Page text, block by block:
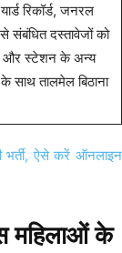
रिकॉर्ड, जनरल
दस्तावेजों को
और स्टेशन के अन्य
साथ तालमेल बिठाना
भर्ती, ऐसे करें ऑनलाइन
महिलाओं के